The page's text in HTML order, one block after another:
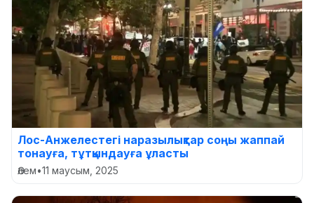
Лос-Анжелестегі наразылықтар соңы жаппай
тонауға, тұтқындауға ұласты
Әлем•11 маусым, 2025